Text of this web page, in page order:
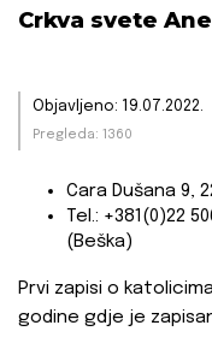
Crkva svete
Objavljeno: 19.07.2022.
Pregleda: 1360
Cara Dušana 9,
Tel.: +381(0)22
(Beška)
Prvi zapisi o
godine gdje je